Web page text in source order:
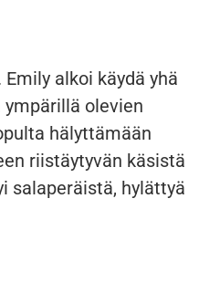
alkoi käydä yhä
olevien
hälyttämään
riistäytyvän käsistä
salaperäistä, hylättyä